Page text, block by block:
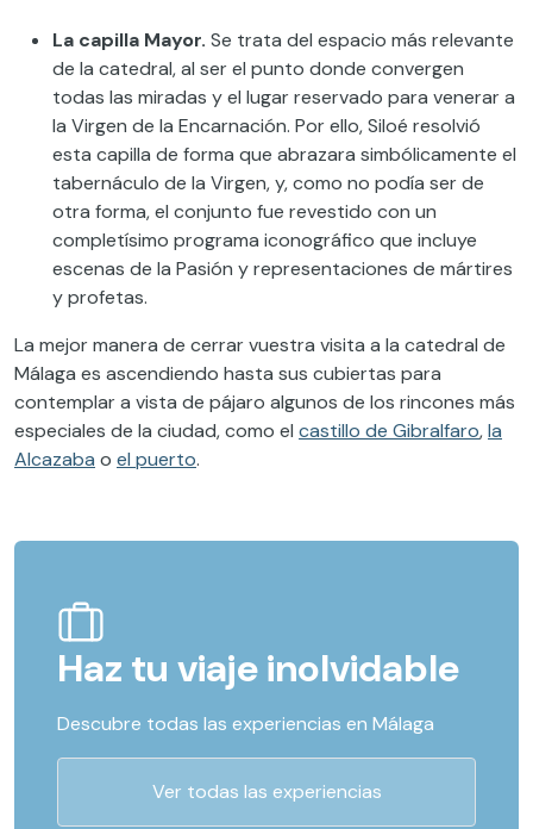
La capilla Mayor. Se trata del espacio más relevante
de la catedral, al ser el punto donde convergen
todas las miradas y el lugar reservado para venerar a
la Virgen de la Encarnación. Por ello, Siloé resolvió
esta capilla de forma que abrazara simbólicamente el
tabernáculo de la Virgen, y, como no podía ser de
otra forma, el conjunto fue revestido con un
completísimo programa iconográfico que incluye
escenas de la Pasión y representaciones de mártires
y profetas.
La mejor manera de cerrar vuestra visita a la catedral de
Málaga es ascendiendo hasta sus cubiertas para
contemplar a vista de pájaro algunos de los rincones más
especiales de la ciudad, como el castillo de Gibralfaro,la
Alcazaba o el puerto.
Haz tu viaje inolvidable
Descubre todas las experiencias en Málaga
Ver todas las experiencias